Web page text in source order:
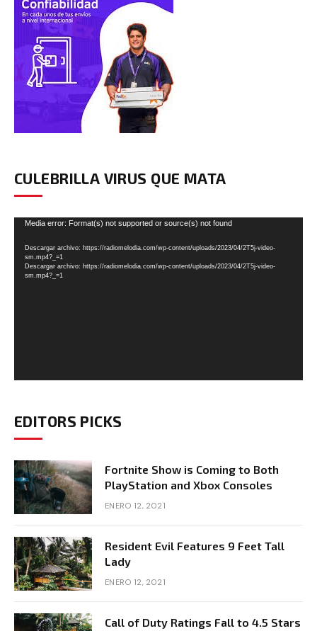
CULEBRILLA VIRUS QUE MATA
Reproductor
vídeo
Media error: Format(s) not supported or source(s) not found
Descargar archivo: https://radiomelodia.com/wp-content/uploads/2023/04/2T5j-video-
sm.mp4?_=1
Descargar archivo: https://radiomelodia.com/wp-content/uploads/2023/04/2T5j-video-
sm.mp4?_=1
EDITORS PICKS
Fortnite Show is Coming to Both
PlayStation and Xbox Consoles
ENERO 12, 2021
Resident Evil Features 9 Feet Tall
Lady
ENERO 12, 2021
Call of Duty Ratings Fall to 4.5 Stars